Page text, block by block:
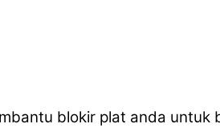
blokir plat anda